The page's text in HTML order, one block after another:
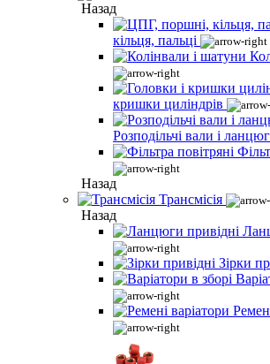
Назад
кільця, пальці
кришки циліндрів
Розподільчі вали і
Назад
Трансмісія
Назад
Зірки